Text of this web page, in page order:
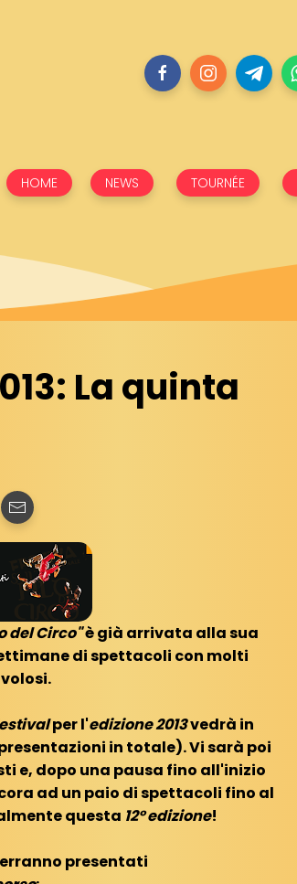
HOME NEWS TOURNÉE
La quinta
del Circo"è già arrivata alla sua
di spettacoli con molti
per l'edizione 2013vedrà in
in totale). Vi sarà poi
e, dopo una pausa fino all'inizio
ad un paio di spettacoli fino al
questa 12° edizione!
presentati